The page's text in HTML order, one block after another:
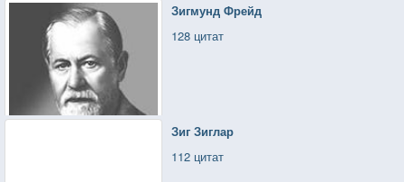
Зигмунд Фрейд
128 цитат
Зиг Зиглар
112 цитат